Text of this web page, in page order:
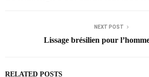
NEXT POST
Lissage brésilien pour
RELATED POSTS